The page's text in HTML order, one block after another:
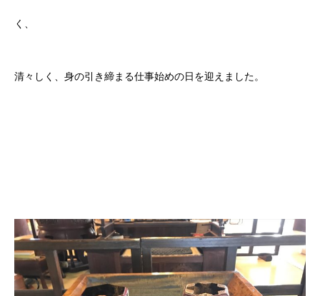
く、
清々しく、身の引き締まる仕事始めの日を迎えました。